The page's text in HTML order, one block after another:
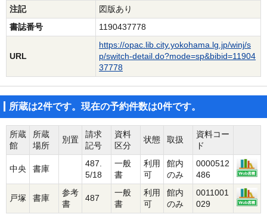
注記
図版あり
書誌番号
1190437778
URL
https://opac.lib.city.yokohama.lg.jp/winj/s
p/switch-detail.do?mode=sp&bibid=11904
37778
所蔵は2件です。現在の予約件数は0件です。
所蔵
館
所蔵
場所
別置
請求
記号
資料
区分
状態 取扱
資料コー
ド
中央 書庫
487.
5/18
一般
書
利用
可
館内
のみ
0000512
486
戸塚 書庫
参考
書
487
一般
書
利用
可
館内
のみ
0011001
029